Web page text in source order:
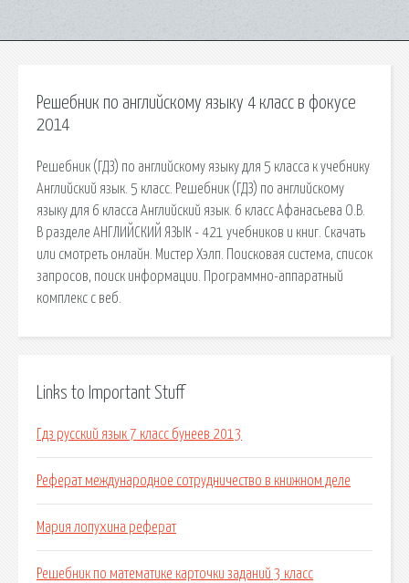
Решебник по английскому языку 4 класс в фокусе
2014
Решебник (ГДЗ) по английскому языку для 5 класса к учебнику
Английский язык. 5 класс. Решебник (ГДЗ) по английскому
языку для 6 класса Английский язык. 6 класс Афанасьева О.В.
В разделе АНГЛИЙСКИЙ ЯЗЫК - 421 учебников и книг. Скачать
или смотреть онлайн. Мистер Хэлп. Поисковая сиcтема, список
запросов, поиск информации. Программно-аппаратный
комплекс с веб.
Links to Important Stuff
Гдз русский язык 7 класс бунеев 2013
Реферат международное сотрудничество в книжном деле
Мария лопухина реферат
Решебник по математике карточки заданий 3 класс